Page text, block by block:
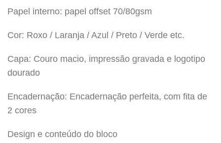
Papel interno: papel offset 70/80gsm
Cor: Roxo / Laranja / Azul / Preto / Verde etc.
Capa: Couro macio, impressão gravada e logotipo
dourado
Encadernação: Encadernação perfeita, com fita de
2 cores
Design e conteúdo do bloco